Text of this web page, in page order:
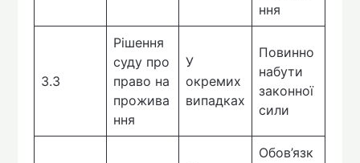
ння
3.3
Рішення
суду про
право на
прожива
ння
У
окремих
випадках
Повинно
набути
законної
сили
Обов’язк